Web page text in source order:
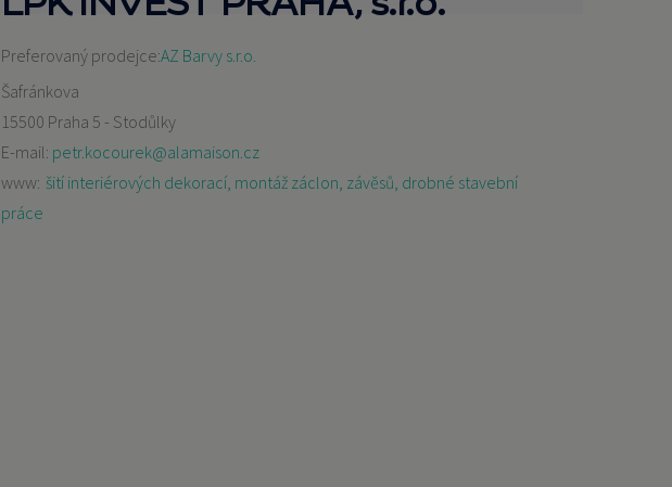
Preferovaný prodejce:AZ Barvy s.r.o.
Šafránkova
15500 Praha 5 - Stodůlky
E-mail: petr.kocourek@alamaison.cz
www: šití interiérových dekorací, montáž záclon, závěsů, drobné stavební
práce